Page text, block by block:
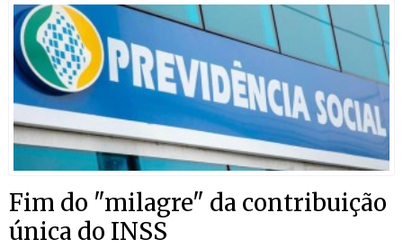
Fim do "milagre" da contribuição
única do INSS